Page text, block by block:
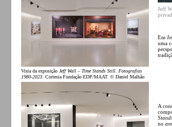
Vista da exposição Jeff Wall – Time Stands Still. Fotografias
1980-2023 . Cortesia Fundação EDP/MAAT. © Daniel Malhão
Jeff
Em
uma
A
no